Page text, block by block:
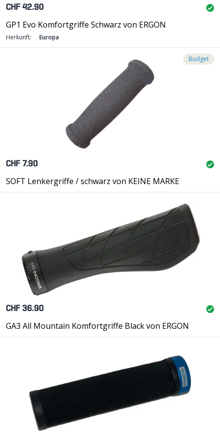
CHF 42.90
GP1 Evo Komfortgriffe Schwarz von ERGON
Herkunft: Europa
Budget
CHF 7.90
SOFT Lenkergriffe / schwarz von KEINE MARKE
CHF 36.90
GA3 All Mountain Komfortgriffe Black von ERGON